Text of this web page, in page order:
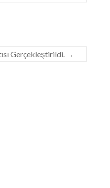
Gerçekleştirildi. →